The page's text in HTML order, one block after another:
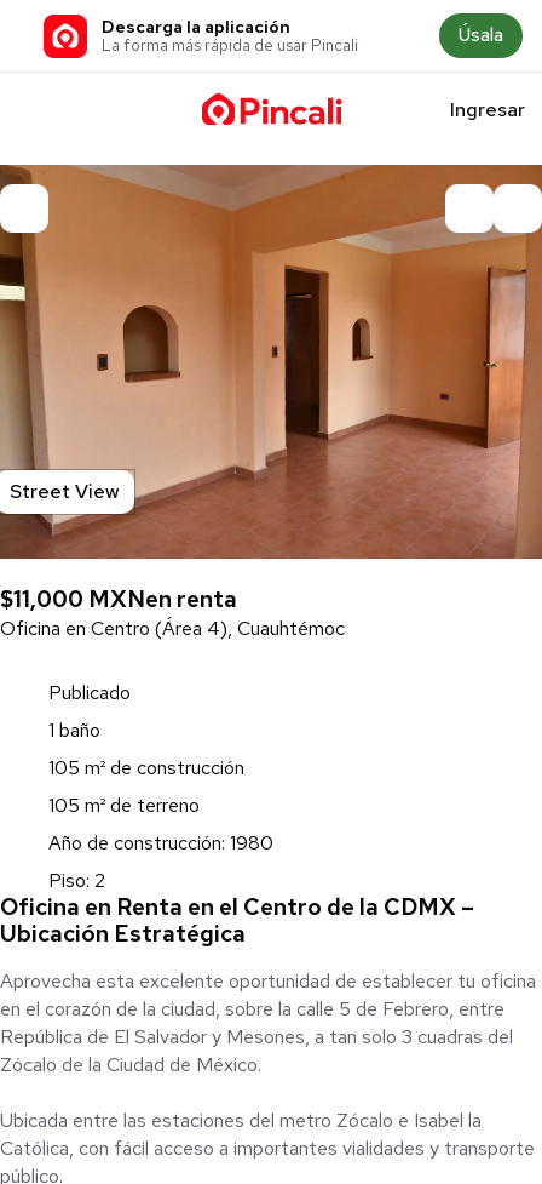
Descarga la aplicación
La forma más rápida de usar Pincali Úsala
Ingresar
Street View
$11,000 MXNen renta
Oficina en Centro (Área 4), Cuauhtémoc
Publicado
1 baño
105 m² de construcción
105 m² de terreno
Año de construcción: 1980
Piso: 2
Oficina en Renta en el Centro de la CDMX –
Ubicación Estratégica
Aprovecha esta excelente oportunidad de establecer tu oficina
en el corazón de la ciudad, sobre la calle 5 de Febrero, entre
República de El Salvador y Mesones, a tan solo 3 cuadras del
Zócalo de la Ciudad de México.
Ubicada entre las estaciones del metro Zócalo e Isabel la
Católica, con fácil acceso a importantes vialidades y transporte
público.